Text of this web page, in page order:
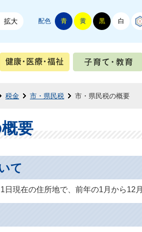
拡大 配色 青 黄 黒 白
くらし・手続き 健康・医療・福祉
税金 市・県民税 市・県民税の概要
要
て
日現在の住所地で、前年の1月から12